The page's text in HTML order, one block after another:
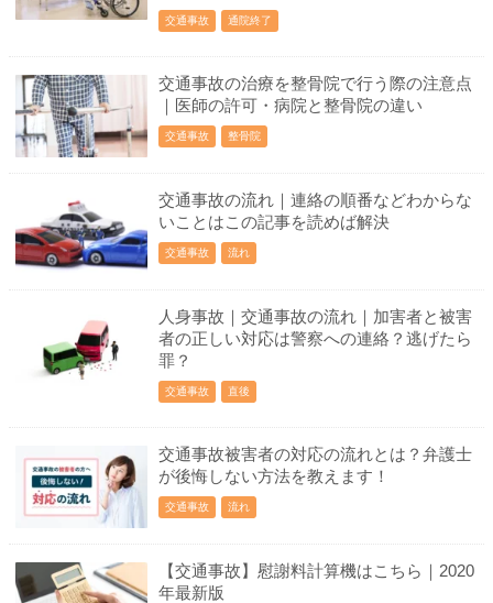
交通事故 通院終了
交通事故の治療を整骨院で行う際の注意点
｜医師の許可・病院と整骨院の違い
交通事故 整骨院
交通事故の流れ｜連絡の順番などわからな
いことはこの記事を読めば解決
交通事故 流れ
人身事故｜交通事故の流れ｜加害者と被害
者の正しい対応は警察への連絡？逃げたら
罪？
交通事故 直後
交通事故被害者の対応の流れとは？弁護士
が後悔しない方法を教えます！
交通事故 流れ
【交通事故】慰謝料計算機はこちら｜2020
年最新版